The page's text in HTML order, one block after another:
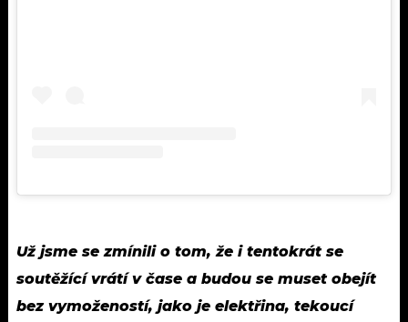
Už jsme se zmínili o tom, že i tentokrát se
soutěžící vrátí v čase a budou se muset obejít
bez vymožeností, jako je elektřina, tekoucí